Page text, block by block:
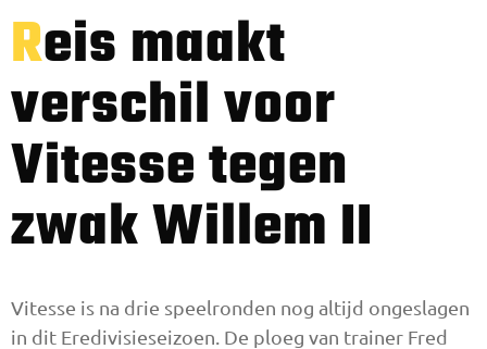
Reis maakt
verschil voor
Vitesse tegen
zwak Willem II
Vitesse is na drie speelronden nog altijd ongeslagen
in dit Eredivisieseizoen. De ploeg van trainer Fred